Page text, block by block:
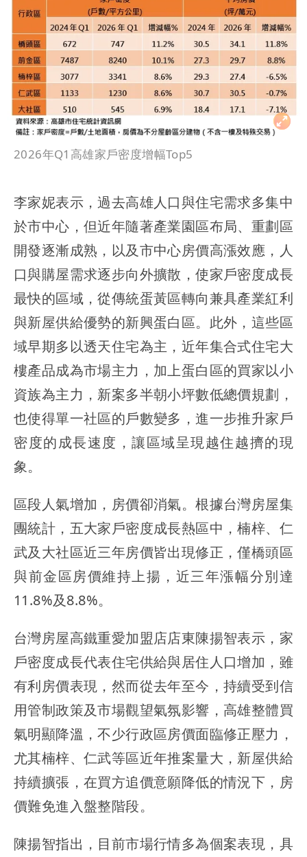
2026年Q1高雄家戶密度增幅Top5
李家妮表示，過去高雄人口與住宅需求多集中
於市中心，但近年隨著產業園區布局、重劃區
開發逐漸成熟，以及市中心房價高漲效應，人
口與購屋需求逐步向外擴散，使家戶密度成長
最快的區域，從傳統蛋黃區轉向兼具產業紅利
與新屋供給優勢的新興蛋白區。此外，這些區
域早期多以透天住宅為主，近年集合式住宅大
樓產品成為市場主力，加上蛋白區的買家以小
資族為主力，新案多半朝小坪數低總價規劃，
也使得單一社區的戶數變多，進一步推升家戶
密度的成長速度，讓區域呈現越住越擠的現
象。
區段人氣增加，房價卻消氣。根據台灣房屋集
團統計，五大家戶密度成長熱區中，楠梓、仁
武及大社區近三年房價皆出現修正，僅橋頭區
與前金區房價維持上揚，近三年漲幅分別達
11.8%及8.8%。
台灣房屋高鐵重愛加盟店店東陳揚智表示，家
戶密度成長代表住宅供給與居住人口增加，雖
有利房價表現，然而從去年至今，持續受到信
用管制政策及市場觀望氣氛影響，高雄整體買
氣明顯降溫，不少行政區房價面臨修正壓力，
尤其楠梓、仁武等區近年推案量大，新屋供給
持續擴張，在買方追價意願降低的情況下，房
價難免進入盤整階段。
陳揚智指出，目前市場行情多為個案表現，具